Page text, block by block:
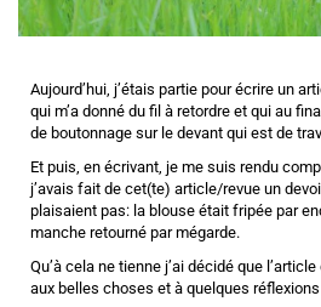
Aujourd’hui, j’étais partie pour écrire un
qui m’a donné du fil à retordre et qui au
de boutonnage sur le devant qui est de
Et puis, en écrivant, je me suis rendu
j’avais fait de cet(te) article/revue un
plaisaient pas: la blouse était fripée par
manche retourné par mégarde.
Qu’à cela ne tienne j’ai décidé que
aux belles choses et à quelques